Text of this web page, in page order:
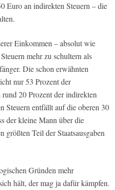
Euro an indirekten Steuern – die
Einkommen – absolut wie
mehr zu schultern als
Die schon erwähnten
nur 53 Prozent der
20 Prozent der indirekten
Steuern entfällt auf die oberen 30
der kleine Mann über die
größten Teil der Staatsausgaben
Gründen mehr
hält, der mag ja dafür kämpfen.